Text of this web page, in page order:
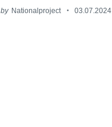
by Nationalproject 03.07.2024